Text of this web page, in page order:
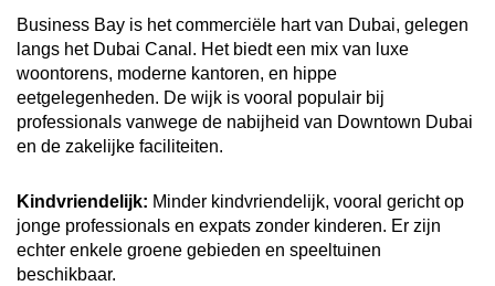
Business Bay is het commerciële hart van Dubai, gelegen
langs het Dubai Canal. Het biedt een mix van luxe
woontorens, moderne kantoren, en hippe
eetgelegenheden. De wijk is vooral populair bij
professionals vanwege de nabijheid van Downtown Dubai
en de zakelijke faciliteiten.
Kindvriendelijk: Minder kindvriendelijk, vooral gericht op
jonge professionals en expats zonder kinderen. Er zijn
echter enkele groene gebieden en speeltuinen
beschikbaar.